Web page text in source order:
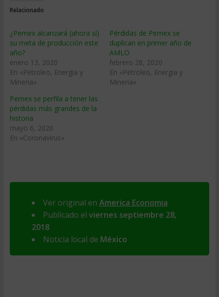
Relacionado
¿Pemex alcanzará (ahora sí)
su meta de producción este
año?
enero 13, 2020
En «Petroleo, Energia y
Mineria»
Pérdidas de Pemex se
duplican en primer año de
AMLO
febrero 28, 2020
En «Petroleo, Energia y
Mineria»
Pemex se perfila a tener las
pérdidas más grandes de la
historia
mayo 6, 2020
En «Coronavirus»
Ver original en America Economia
Publicado el viernes septiembre 28,
2018
Noticia local de México